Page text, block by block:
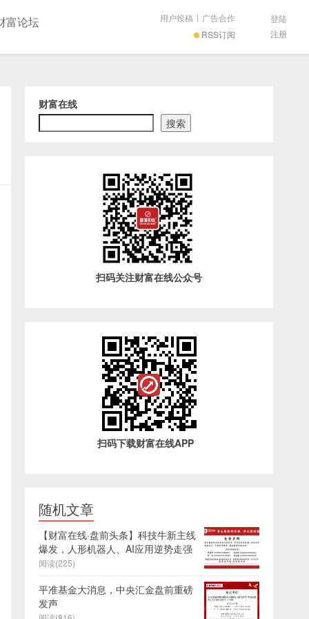
富论坛
RSS订阅
用户投稿 | 广告合作
登陆
注册
财富在线
搜索
扫码关注财富在线公众号
扫码下载财富在线APP
随机文章
【财富在线·盘前头条】科技牛新主线
爆发，人形机器人、AI应用逆势走强
阅读(225)
平准基金大消息，中央汇金盘前重磅
发声